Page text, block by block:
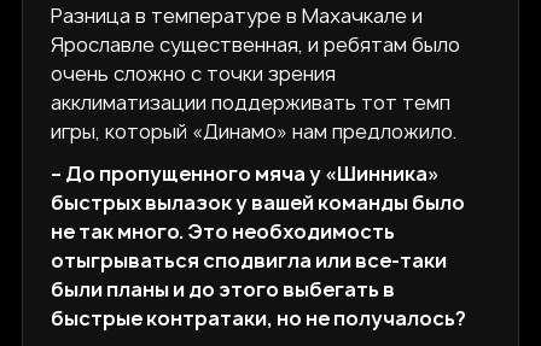
Разница в температуре в Махачкале и
Ярославле существенная, и ребятам было
очень сложно с точки зрения
акклиматизации поддерживать тот темп
игры, который «Динамо» нам предложило.
– До пропущенного мяча у «Шинника»
быстрых вылазок у вашей команды было
не так много. Это необходимость
отыгрываться сподвигла или все-таки
были планы и до этого выбегать в
быстрые контратаки, но не получалось?